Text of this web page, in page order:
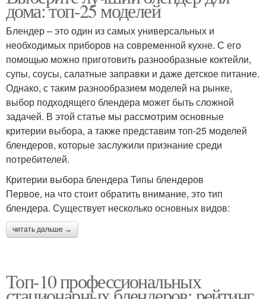
дома: топ-25 моделей
Блендер – это один из самых универсальных и
необходимых приборов на современной кухне. С его
помощью можно приготовить разнообразные коктейли,
супы, соусы, салатные заправки и даже детское питание.
Однако, с таким разнообразием моделей на рынке,
выбор подходящего блендера может быть сложной
задачей. В этой статье мы рассмотрим основные
критерии выбора, а также представим топ-25 моделей
блендеров, которые заслужили признание среди
потребителей.
Критерии выбора блендера Типы блендеров
Первое, на что стоит обратить внимание, это тип
блендера. Существует несколько основных видов:
читать дальше →
Топ-10 профессиональных